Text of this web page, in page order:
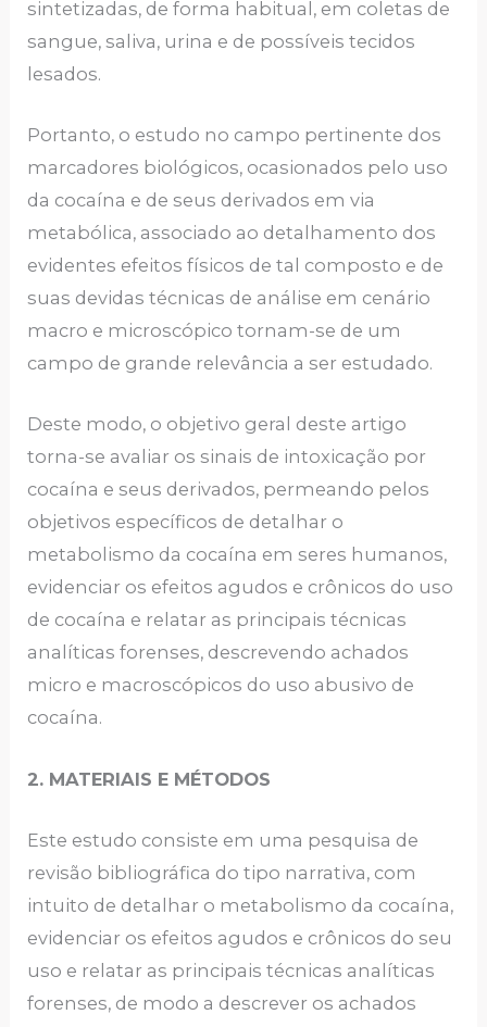
sintetizadas, de forma habitual, em coletas de
sangue, saliva, urina e de possíveis tecidos
lesados.
Portanto, o estudo no campo pertinente dos
marcadores biológicos, ocasionados pelo uso
da cocaína e de seus derivados em via
metabólica, associado ao detalhamento dos
evidentes efeitos físicos de tal composto e de
suas devidas técnicas de análise em cenário
macro e microscópico tornam-se de um
campo de grande relevância a ser estudado.
Deste modo, o objetivo geral deste artigo
torna-se avaliar os sinais de intoxicação por
cocaína e seus derivados, permeando pelos
objetivos específicos de detalhar o
metabolismo da cocaína em seres humanos,
evidenciar os efeitos agudos e crônicos do uso
de cocaína e relatar as principais técnicas
analíticas forenses, descrevendo achados
micro e macroscópicos do uso abusivo de
cocaína.
2. MATERIAIS E MÉTODOS
Este estudo consiste em uma pesquisa de
revisão bibliográfica do tipo narrativa, com
intuito de detalhar o metabolismo da cocaína,
evidenciar os efeitos agudos e crônicos do seu
uso e relatar as principais técnicas analíticas
forenses, de modo a descrever os achados